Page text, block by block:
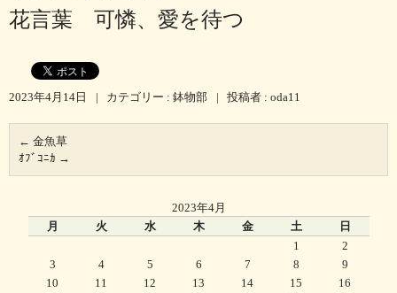
花言葉 可憐、愛を待つ
2023年4月14日 | カテゴリー : 鉢物部 | 投稿者 : oda11
← 金魚草
ｵﾌﾞｺﾆｶ →
2023年4月
月
火 水 木 金 土 日
1
2
3
4 5 6 7 8
9
10
11 12 13 14 15
16